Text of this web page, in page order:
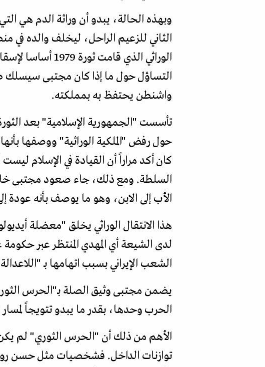
وبهذه الحالة، يبدو أن وراثة الدم هي
الثاني للزعيم الراحل، ليخلف والده في
الوراثي الذي قامت ثورة 1979 أساسا لإسقاطه، ويشير إلى دور "
التساؤل حول ما إذا كان مجتبى سيسلك
واشنطن يحتفظ به بمملكته.
تأسست "الجمهورية الإسلامية" بعد
حول رفض "الملكية الوراثية" ووصفها
كان أكد مراراً أن القيادة في الإسلام
السلطة. ومع ذلك، جاء صعود مجتبى
الأب إلى الابن، وهو ما يوصف بأنه عودة
هذا الانتقال الوراثي يخلق "معضلة
لدى الشيعة أي المهدي المنتظر عبر
الشعب الإيراني بسبب اتهامها بـ
يضمن مجتبى وثيق الصلة بـ"الحرس
الحرب وحدها، بقدر ما يبدو تتويجاً
الأهم من ذلك أن "الحرس الثوري" لم
توازنات الداخل. فشخصيات مثل حسن